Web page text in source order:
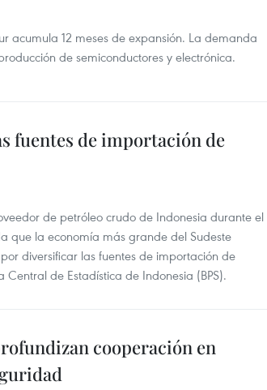
acumula 12 meses de expansión. La demanda
de semiconductores y electrónica.
fuentes de importación de
de petróleo crudo de Indonesia durante el
que la economía más grande del Sudeste
diversificar las fuentes de importación de
de Estadística de Indonesia (BPS).
cooperación en